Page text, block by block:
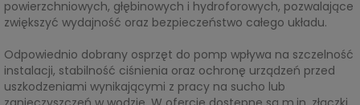
powierzchniowych, głębinowych i hydroforowych, pozwalające
zwiększyć wydajność oraz bezpieczeństwo całego układu.
Odpowiednio dobrany osprzęt do pomp wpływa na szczelność
instalacji, stabilność ciśnienia oraz ochronę urządzeń przed
uszkodzeniami wynikającymi z pracy na sucho lub